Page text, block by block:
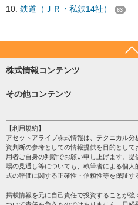
鉄道（ＪＲ・私鉄14社） 63
株式情報コンテンツ
日経平均
売買シグナル
株テーマ情報
海外市況
投資カレンダー
格付け情報
その他コンテンツ
個人情報保護方針
プライバシーポリシー
会社案内
サイトマップ
過去データ
【利用規約】
アセットアライブ株式情報は、テクニカル
資判断の参考としての情報提供を目的とし
用者ご自身の判断でお願い申し上げます。
場の見通し等についても、執筆者による個
式の評価に関する正確性・信頼性等を保証す
掲載情報を元に自己責任で投資することが